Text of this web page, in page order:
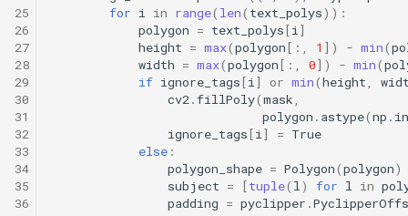
25
26
27
28
29
30
31
32
33
34
35
36
for i in range( len( text_polys)):
polygon = text_polys [i]
height = max(polygon [:, 1 ]) - min(
width = max(polygon [:, 0]) - min(
if ignore_tags [i] or min(height,
cv2.fillPoly(mask,
polygon . astype(np .
ignore_tags [i] = True
else :
polygon_shape = Polygon(polygon)
subject = [tuple( l) for l in
padding = pyclipper .